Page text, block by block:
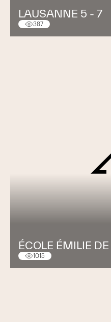
LAUSANNE 5 - 7
387
ÉCOLE ÉMILIE
1015